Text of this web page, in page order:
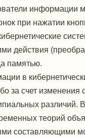
информации
при нажатии
действия
памятью.
в
за счет
различий.
теорий
составляющими